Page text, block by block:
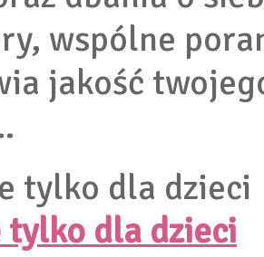
wspólne
jakość
tylko dla dzieci